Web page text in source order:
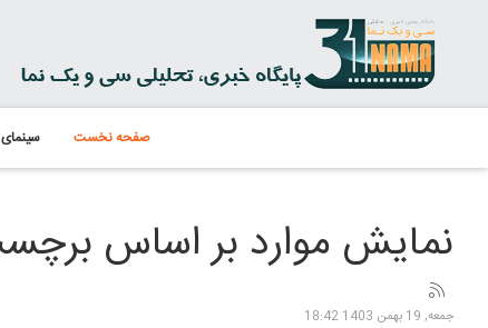
صفحه نخست
نمایش موارد بر اساس
جمعه, 19 بهمن 1403 18:42